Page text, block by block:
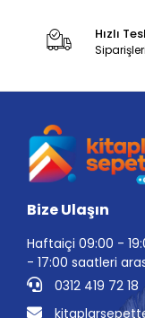
Hızlı
Bize Ulaşın
Haftaiçi 09:00 -
- 17:00 saatleri
0312 419 72 18